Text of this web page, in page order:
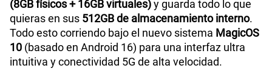
(8GB físicos + 16GB virtuales)y guarda todo lo que
quieras en sus 512GB de almacenamiento interno.
Todo esto corriendo bajo el nuevo sistema MagicOS
10 (basado en Android 16) para una interfaz ultra
intuitiva y conectividad 5G de alta velocidad.